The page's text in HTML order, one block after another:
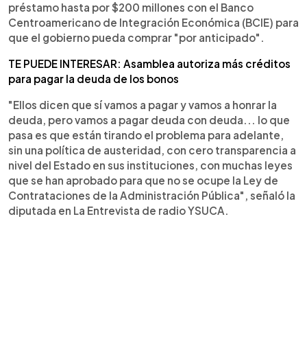
préstamo hasta por $200 millones con el Banco
Centroamericano de Integración Económica (BCIE) para
que el gobierno pueda comprar "por anticipado".
TE PUEDE INTERESAR: Asamblea autoriza más créditos
para pagar la deuda de los bonos
"Ellos dicen que sí vamos a pagar y vamos a honrar la
deuda, pero vamos a pagar deuda con deuda... lo que
pasa es que están tirando el problema para adelante,
sin una política de austeridad, con cero transparencia a
nivel del Estado en sus instituciones, con muchas leyes
que se han aprobado para que no se ocupe la Ley de
Contrataciones de la Administración Pública", señaló la
diputada en La Entrevista de radio YSUCA.